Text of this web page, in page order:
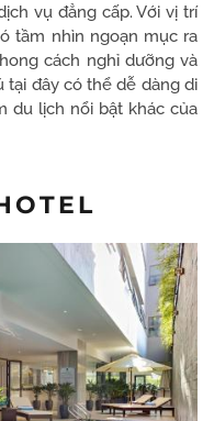
vụ đẳng cấp. Với vị trí
tầm nhìn ngoạn mục ra
cách nghỉ dưỡng và
tại đây có thể dễ dàng di
du lịch nổi bật khác của